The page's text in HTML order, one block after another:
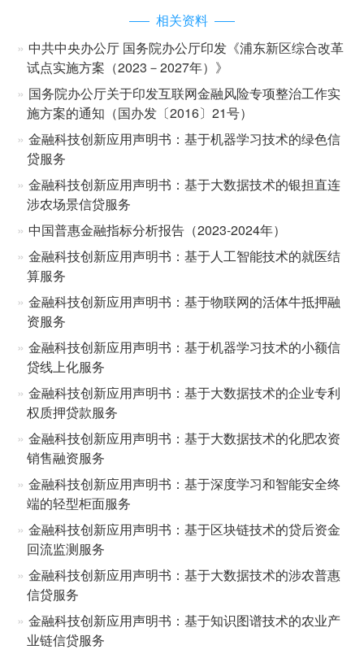
相关资料
中共中央办公厅 国务院办公厅印发《浦东新区综合改革
试点实施方案（2023－2027年）》
国务院办公厅关于印发互联网金融风险专项整治工作实
施方案的通知（国办发〔2016〕21号）
金融科技创新应用声明书：基于机器学习技术的绿色信
贷服务
金融科技创新应用声明书：基于大数据技术的银担直连
涉农场景信贷服务
中国普惠金融指标分析报告（2023-2024年）
金融科技创新应用声明书：基于人工智能技术的就医结
算服务
金融科技创新应用声明书：基于物联网的活体牛抵押融
资服务
金融科技创新应用声明书：基于机器学习技术的小额信
贷线上化服务
金融科技创新应用声明书：基于大数据技术的企业专利
权质押贷款服务
金融科技创新应用声明书：基于大数据技术的化肥农资
销售融资服务
金融科技创新应用声明书：基于深度学习和智能安全终
端的轻型柜面服务
金融科技创新应用声明书：基于区块链技术的贷后资金
回流监测服务
金融科技创新应用声明书：基于大数据技术的涉农普惠
信贷服务
金融科技创新应用声明书：基于知识图谱技术的农业产
业链信贷服务